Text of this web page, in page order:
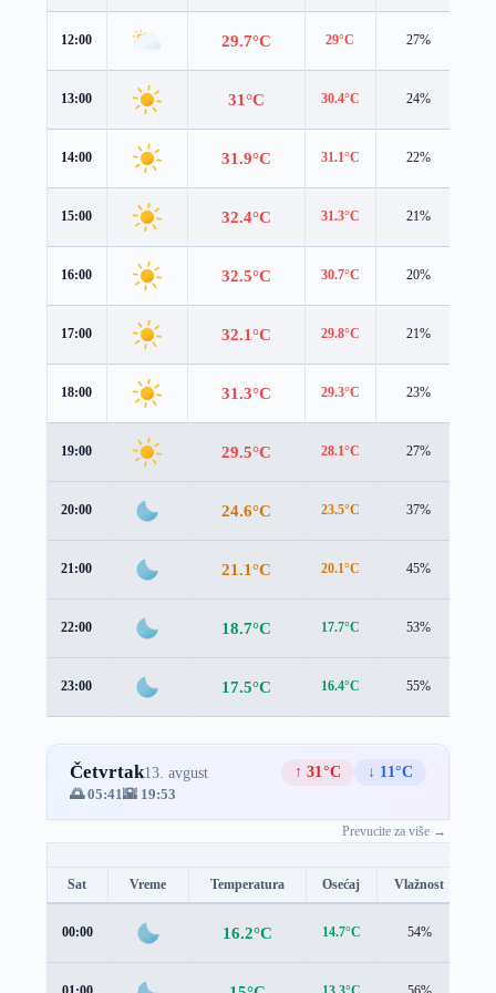
12:00 29.7°C 29°C 27%
13:00 31°C 30.4°C 24%
14:00 31.9°C 31.1°C 22%
15:00 32.4°C 31.3°C 21%
16:00 32.5°C 30.7°C 20%
17:00 32.1°C 29.8°C 21%
18:00 31.3°C 29.3°C 23%
19:00 29.5°C 28.1°C 27%
20:00 24.6°C 23.5°C 37%
21:00 21.1°C 20.1°C 45%
22:00 18.7°C 17.7°C 53%
23:00 17.5°C 16.4°C 55%
Četvrtak13. avgust ↑ 31°C
↓ 11°C
🌅 05:41🌇 19:53
Prevucite za više →
Sat Vreme Temperatura Osećaj Vlažnost
00:00 16.2°C 14.7°C 54%